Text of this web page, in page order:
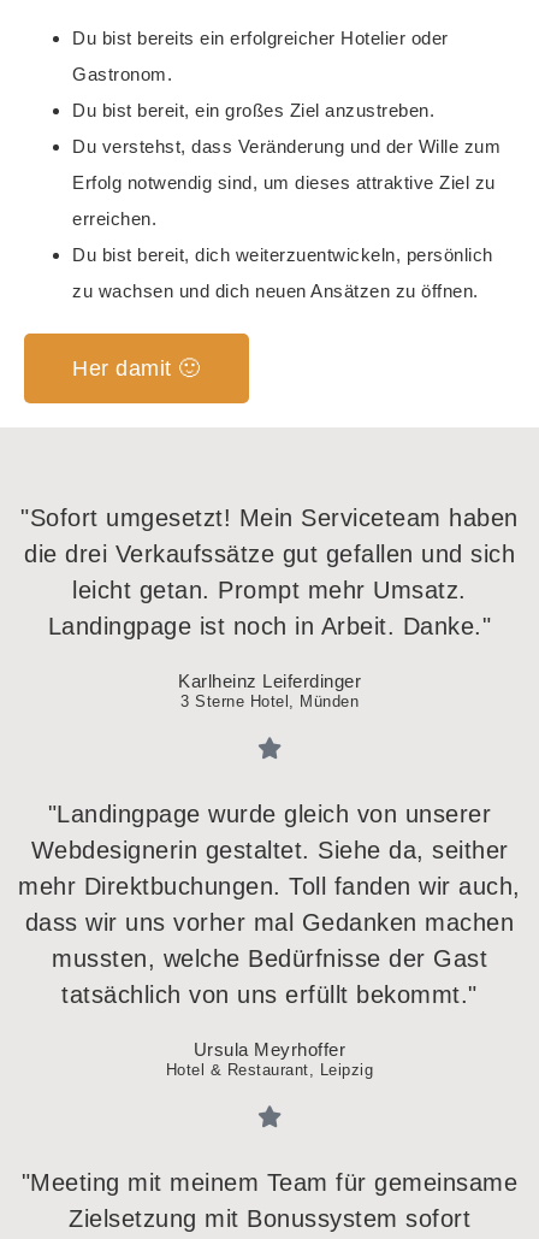
Du bist bereits ein erfolgreicher Hotelier oder
Gastronom.
Du bist bereit, ein großes Ziel anzustreben.
Du verstehst, dass Veränderung und der Wille zum
Erfolg notwendig sind, um dieses attraktive Ziel zu
erreichen.
Du bist bereit, dich weiterzuentwickeln, persönlich
zu wachsen und dich neuen Ansätzen zu öffnen.
Her damit 🙂
"Sofort umgesetzt! Mein Serviceteam haben
die drei Verkaufssätze gut gefallen und sich
leicht getan. Prompt mehr Umsatz.
Landingpage ist noch in Arbeit. Danke."
Karlheinz Leiferdinger
3 Sterne Hotel, Münden
"Landingpage wurde gleich von unserer
Webdesignerin gestaltet. Siehe da, seither
mehr Direktbuchungen. Toll fanden wir auch,
dass wir uns vorher mal Gedanken machen
mussten, welche Bedürfnisse der Gast
tatsächlich von uns erfüllt bekommt."
Ursula Meyrhoffer
Hotel & Restaurant, Leipzig
"Meeting mit meinem Team für gemeinsame
Zielsetzung mit Bonussystem sofort